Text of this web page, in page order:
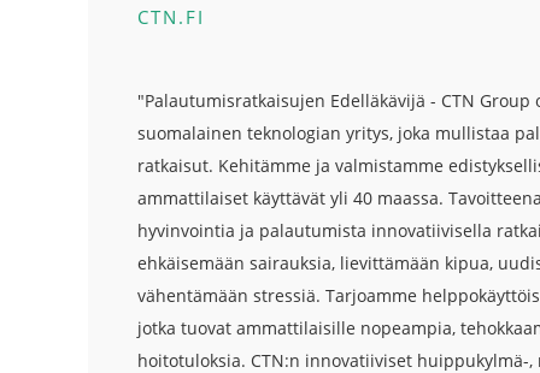
CTN.FI
"Palautumisratkaisujen Edelläkävijä - CTN
suomalainen teknologian yritys, joka mullistaa
ratkaisut. Kehitämme ja valmistamme
ammattilaiset käyttävät yli 40 maassa.
hyvinvointia ja palautumista innovatiivisella
ehkäisemään sairauksia, lievittämään kipua,
vähentämään stressiä. Tarjoamme
jotka tuovat ammattilaisille nopeampia,
hoitotuloksia. CTN:n innovatiiviset huippukylmä-